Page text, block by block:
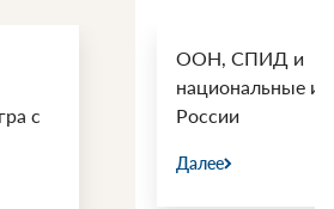
с
ООН, СПИД и
национальные
России
Далее